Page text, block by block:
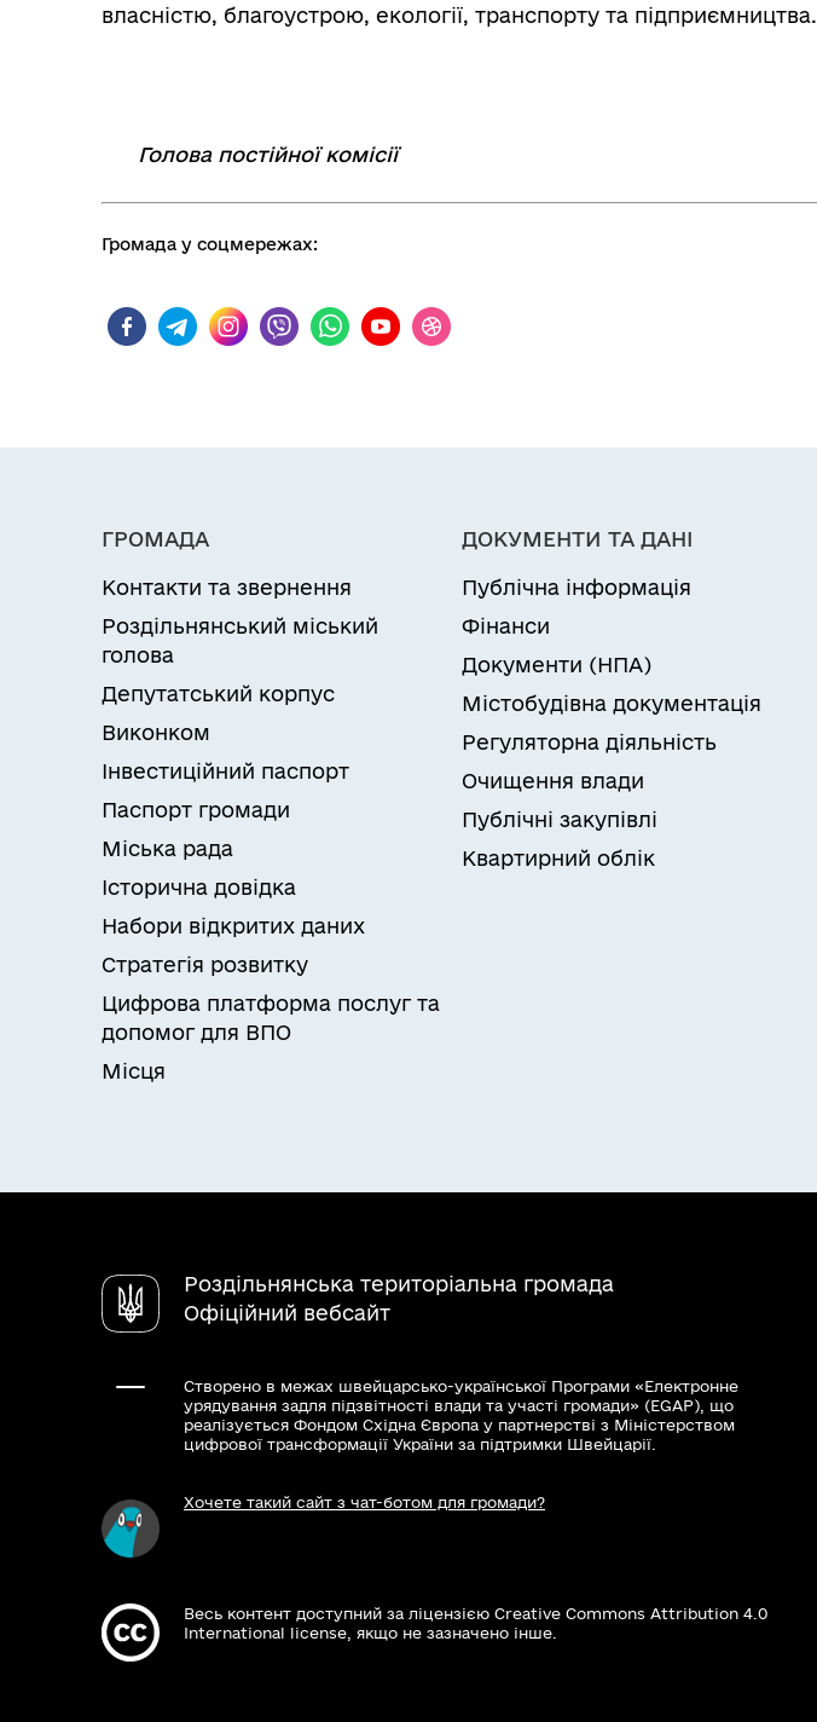
власністю, благоустрою, екології, транспорту та підприємництва.
Голова постійної комісії
Громада у соцмережах:
ГРОМАДА
Контакти та звернення
Роздільнянський міський
голова
Депутатський корпус
Виконком
Інвестиційний паспорт
Паспорт громади
Міська рада
Історична довідка
Набори відкритих даних
Стратегія розвитку
Цифрова платформа послуг та
допомог для ВПО
Місця
ДОКУМЕНТИ ТА ДАНІ
Публічна інформація
Фінанси
Документи (НПА)
Містобудівна документація
Регуляторна діяльність
Очищення влади
Публічні закупівлі
Квартирний облік
Роздільнянська територіальна громада
Офіційний вебсайт
Створено в межах швейцарсько-української Програми «Електронне
урядування задля підзвітності влади та участі громади» (EGAP), що
реалізується Фондом Східна Європа у партнерстві з Міністерством
цифрової трансформації України за підтримки Швейцарії.
Хочете такий сайт з чат-ботом для громади?
Весь контент доступний за ліцензією Creative Commons Attribution 4.0
International license, якщо не зазначено інше.